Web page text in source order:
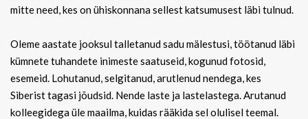
mitte need, kes on ühiskonnana sellest katsumusest läbi tulnud.
Oleme aastate jooksul talletanud sadu mälestusi, töötanud läbi
kümnete tuhandete inimeste saatuseid, kogunud fotosid,
esemeid. Lohutanud, selgitanud, arutlenud nendega, kes
Siberist tagasi jõudsid. Nende laste ja lastelastega. Arutanud
kolleegidega üle maailma, kuidas rääkida sel olulisel teemal.